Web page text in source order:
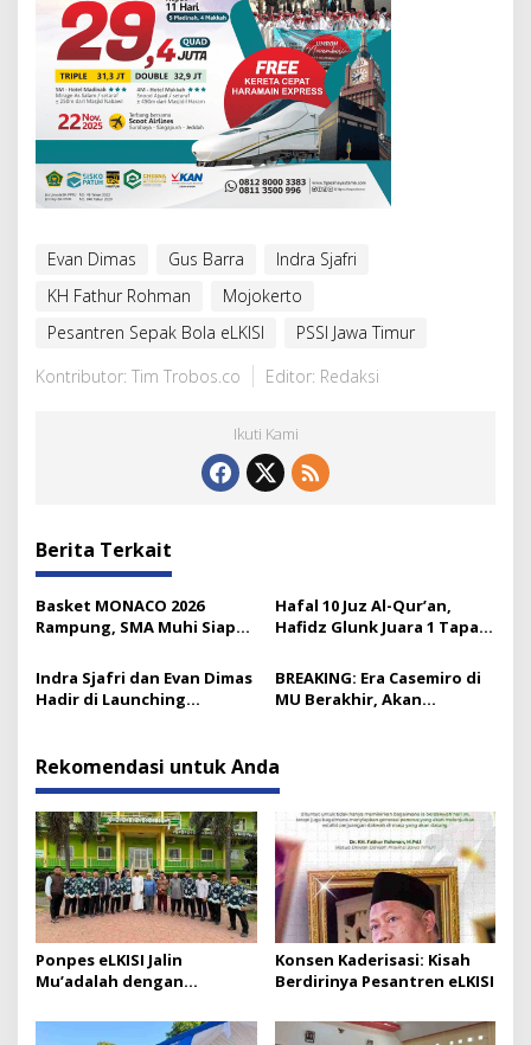
Evan Dimas Gus Barra
Indra Sjafri
KH Fathur Rohman
Mojokerto
Pesantren Sepak Bola eLKISI
PSSI Jawa Timur
Kontributor: Tim Trobos.co
Editor: Redaksi
Ikuti Kami
Berita Terkait
Basket MONACO 2026
Rampung, SMA Muhi Siap
Hafal 10 Juz Al-Qur’an,
Hafidz Glunk Juara 1 Tapak
Indra Sjafri dan Evan Dimas
Hadir di Launching
BREAKING: Era Casemiro di
MU Berakhir, Akan
Rekomendasi untuk Anda
Ponpes eLKISI Jalin
Mu’adalah dengan
Konsen Kaderisasi: Kisah
Berdirinya Pesantren eLKISI